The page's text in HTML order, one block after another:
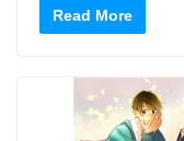
Read More